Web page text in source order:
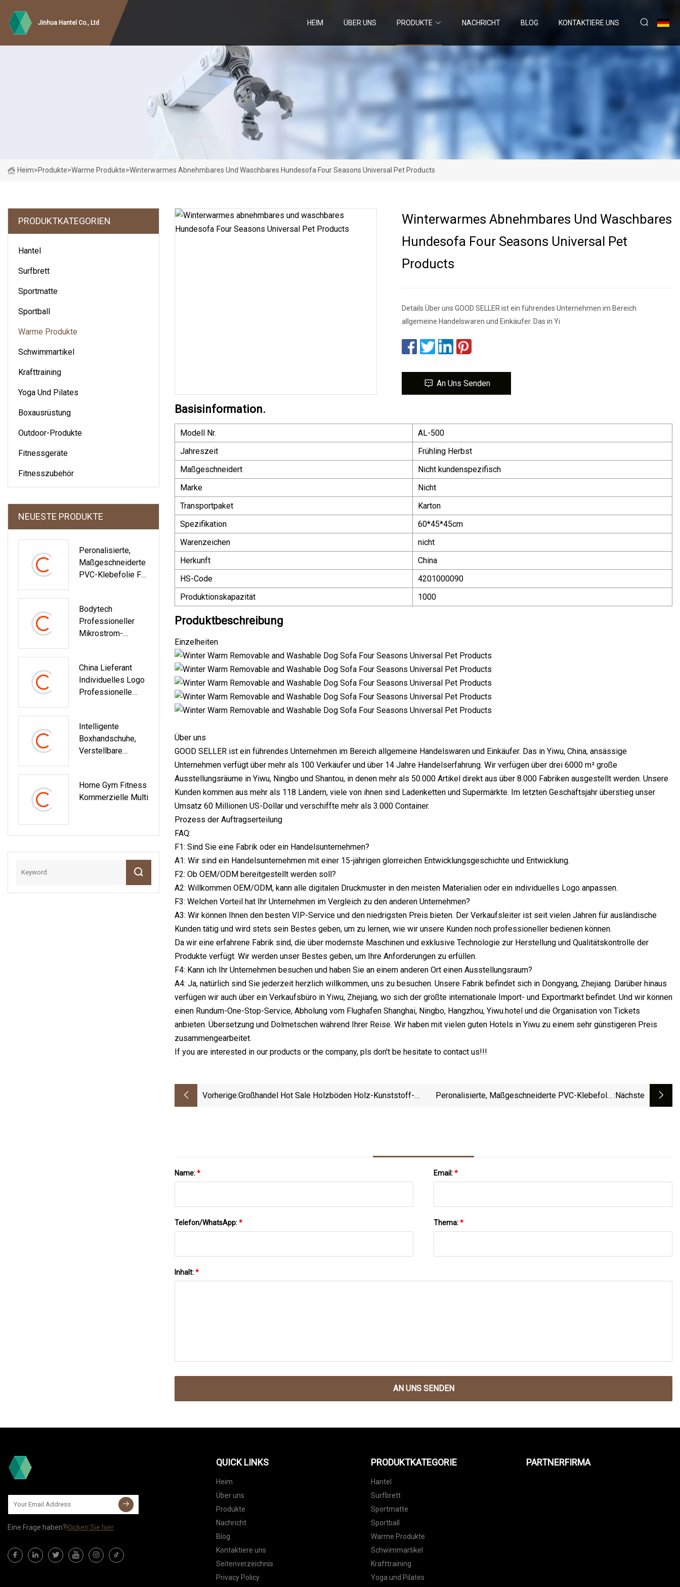
Jinhua Hantel Co., Ltd HEIM ÜBER UNS PRODUKTE NACHRICHT BLOG KONTAKTIERE UNS
Heim>Produkte>Warme Produkte>Winterwarmes Abnehmbares Und Waschbares Hundesofa Four Seasons Universal Pet Products
PRODUKTKATEGORIEN
Hantel
Surfbrett
Sportmatte
Sportball
Warme Produkte
Schwimmartikel
Krafttraining
Yoga Und Pilates
Boxausrüstung
Outdoor-Produkte
Fitnessgeräte
Fitnesszubehör
NEUESTE PRODUKTE
Peronalisierte,
Maßgeschneiderte
PVC-Klebefolie Für
Bodytech
Professioneller
Mikrostrom-
Muskelstimulations
Anzug, EMS-
Trainingsanzug
China Lieferant
Individuelles Logo
Professionelle
Üstung Muay Thai
MMA Boxkäfig
Intelligente
Boxhandschuhe,
Verstellbare
Home Gym Fitness
Kommerzielle Multi
Winterwarmes Abnehmbares Und Waschbares
Hundesofa Four Seasons Universal Pet
Products
Details Über uns GOOD SELLER ist ein führendes Unternehmen im Bereich
allgemeine Handelswaren und Einkäufer. Das in Yi
An Uns Senden
Basisinformation.
Modell Nr.
AL-500
Jahreszeit
Frühling Herbst
Maßgeschneidert
Nicht kundenspezifisch
Marke
Nicht
Transportpaket
Karton
Spezifikation
60*45*45cm
Warenzeichen
nicht
Herkunft
China
HS-Code
4201000090
Produktionskapazität
1000
Produktbeschreibung
Einzelheiten
Über uns
GOOD SELLER ist ein führendes Unternehmen im Bereich allgemeine Handelswaren und Einkäufer. Das in Yiwu, China, ansässige
Unternehmen verfügt über mehr als 100 Verkäufer und über 14 Jahre Handelserfahrung. Wir verfügen über drei 6000 m² große
Ausstellungsräume in Yiwu, Ningbo und Shantou, in denen mehr als 50.000 Artikel direkt aus über 8.000 Fabriken ausgestellt werden. Unsere
Kunden kommen aus mehr als 118 Ländern, viele von ihnen sind Ladenketten und Supermärkte. Im letzten Geschäftsjahr überstieg unser
Umsatz 60 Millionen US-Dollar und verschiffte mehr als 3.000 Container.
Prozess der Auftragserteilung
FAQ:
F1: Sind Sie eine Fabrik oder ein Handelsunternehmen?
A1: Wir sind ein Handelsunternehmen mit einer 15-jährigen glorreichen Entwicklungsgeschichte und Entwicklung.
F2: Ob OEM/ODM bereitgestellt werden soll?
A2: Willkommen OEM/ODM, kann alle digitalen Druckmuster in den meisten Materialien oder ein individuelles Logo anpassen.
F3: Welchen Vorteil hat Ihr Unternehmen im Vergleich zu den anderen Unternehmen?
A3: Wir können Ihnen den besten VIP-Service und den niedrigsten Preis bieten. Der Verkaufsleiter ist seit vielen Jahren für ausländische
Kunden tätig und wird stets sein Bestes geben, um zu lernen, wie wir unsere Kunden noch professioneller bedienen können.
Da wir eine erfahrene Fabrik sind, die über modernste Maschinen und exklusive Technologie zur Herstellung und Qualitätskontrolle der
Produkte verfügt. Wir werden unser Bestes geben, um Ihre Anforderungen zu erfüllen.
F4: Kann ich Ihr Unternehmen besuchen und haben Sie an einem anderen Ort einen Ausstellungsraum?
A4: Ja, natürlich sind Sie jederzeit herzlich willkommen, uns zu besuchen. Unsere Fabrik befindet sich in Dongyang, Zhejiang. Darüber hinaus
verfügen wir auch über ein Verkaufsbüro in Yiwu, Zhejiang, wo sich der größte internationale Import- und Exportmarkt befindet. Und wir können
einen Rundum-One-Stop-Service, Abholung vom Flughafen Shanghai, Ningbo, Hangzhou, Yiwu.hotel und die Organisation von Tickets
anbieten. Übersetzung und Dolmetschen während Ihrer Reise. Wir haben mit vielen guten Hotels in Yiwu zu einem sehr günstigeren Preis
zusammengearbeitet.
If you are interested in our products or the company, pls don't be hesitate to contact us!!!
Vorherige:Großhandel Hot Sale Holzböden Holz-Kunststoff-
Peronalisierte, Maßgeschneiderte PVC-Klebefolie :nächste
Name:* Email:*
Telefon/WhatsApp:* Thema:*
Inhalt:*
AN UNS SENDEN
Eine Frage haben?Klicken Sie hier
QUICK LINKS
Heim
Über uns
Produkte
Nachricht
Blog
Kontaktiere uns
Seitenverzeichnis
Privacy Policy
PRODUKTKATEGORIE
Hantel
Surfbrett
Sportmatte
Sportball
Warme Produkte
Schwimmartikel
Krafttraining
Yoga und Pilates
PARTNERFIRMA